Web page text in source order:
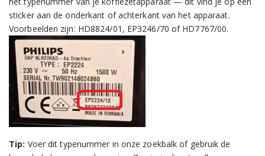
sticker aan de onderkant of achterkant van het apparaat.
Voorbeelden zijn: HD8824/01, EP3246/70 of HD7767/00.
Tip: Voer dit typenummer in onze zoekbalk of gebruik de